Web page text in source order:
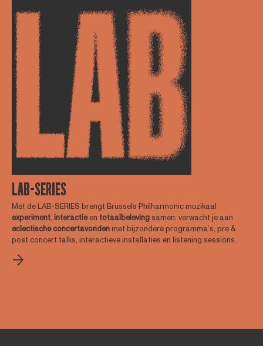
LAB-SERIES
Met de LAB-SERIES brengt Brussels Philharmonic muzikaal
experiment, interactieen totaalbelevingsamen: verwacht je aan
eclectische concertavondenmet bijzondere programma’s, pre &
post concert talks, interactieve installaties en listening sessions.